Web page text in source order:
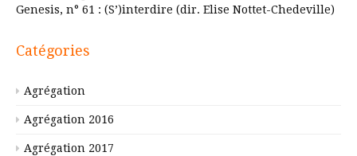
Genesis, n° 61 : (S’)interdire (dir. Elise Nottet-Chedeville)
Catégories
Agrégation
Agrégation 2016
Agrégation 2017